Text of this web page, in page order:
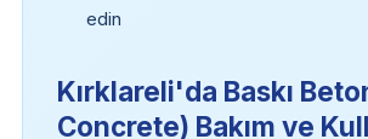
edin
Kırklareli'da Baskı
Concrete) Bakım ve